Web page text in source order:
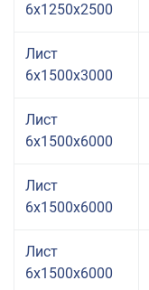
6x1250x2500
Лист
6x1500x3000
Лист
6x1500x6000
Лист
6x1500x6000
Лист
6x1500x6000